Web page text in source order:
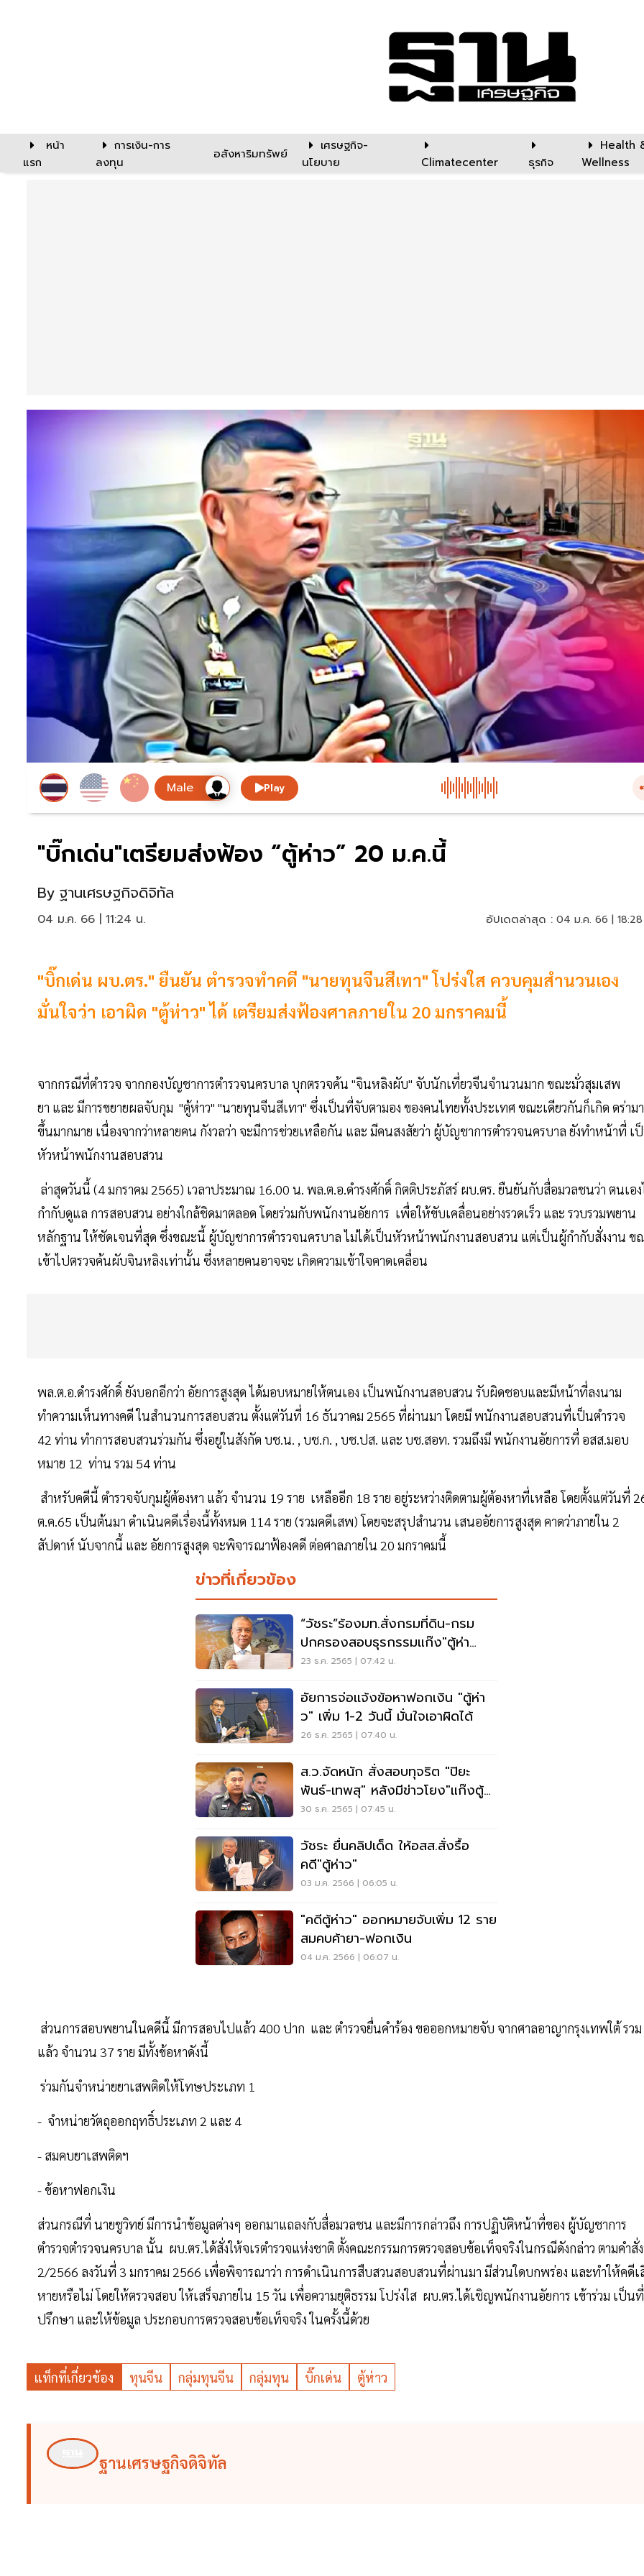
หน้า
แรก
การเงิน-การ
ลงทุน
อสังหาริมทรัพย์
เศรษฐกิจ-
นโยบาย
Climatecenter ธุรกิจ
Health
Wellness
Play
"บิ๊กเด่น"เตรียมส่งฟ้อง “ตู้ห่าว” 20 ม.ค.นี้
By ฐานเศรษฐกิจดิจิทัล
04 ม.ค. 66 | 11:24 น. อัปเดตล่าสุด : 04 ม.ค. 66 |
"บิ๊กเด่น ผบ.ตร." ยืนยัน ตำรวจทำคดี "นายทุนจีนสีเทา" โปร่งใส ควบคุมสำนวนเอง
มั่นใจว่า เอาผิด "ตู้ห่าว" ได้ เตรียมส่งฟ้องศาลภายใน 20 มกราคมนี้
จากกรณีที่ตำรวจ จากกองบัญชาการตำรวจนครบาล บุกตรวจค้น "จินหลิงผับ" จับนักเที่ยวจีนจำนวนมาก ขณะมั่วสุมเสพ
ยา และ มีการขยายผลจับกุม "ตู้ห่าว" "นายทุนจีนสีเทา" ซึ่งเป็นที่จับตามอง ของคนไทยทั้งประเทศ ขณะเดียวกันก็เกิด ดร่ามา
ขึ้นมากมาย เนื่องจากว่าหลายคน กังวลว่า จะมีการช่วยเหลือกัน และ มีคนสงสัยว่า ผู้บัญชาการตำรวจนครบาล ยังทำหน้าที่ เ
หัวหน้าพนักงานสอบสวน
ล่าสุดวันนี้ (4 มกราคม 2565) เวลาประมาณ 16.00 น. พล.ต.อ.ดำรงศักดิ์ กิตติประภัสร์ ผบ.ตร. ยืนยันกับสื่อมวลชนว่า ตนเอง
กำกับดูแล การสอบสวน อย่างใกล้ชิดมาตลอด โดยร่วมกับพนักงานอัยการ เพื่อให้ขับเคลื่อนอย่างรวดเร็ว และ รวบรวมพยาน
หลักฐาน ให้ชัดเจนที่สุด ซึ่งขณะนี้ ผู้บัญชาการตำรวจนครบาล ไม่ได้เป็นหัวหน้าพนักงานสอบสวน แต่เป็นผู้กำกับสั่งงาน ข
เข้าไปตรวจค้นผับจินหลิงเท่านั้น ซึ่งหลายคนอาจจะ เกิดความเข้าใจคาดเคลื่อน
พล.ต.อ.ดำรงศักดิ์ ยังบอกอีกว่า อัยการสูงสุด ได้มอบหมายให้ตนเอง เป็นพนักงานสอบสวน รับผิดชอบและมีหน้าที่ลงนาม
ทำความเห็นทางคดี ในสำนวนการสอบสวน ตั้งแต่วันที่ 16 ธันวาคม 2565 ที่ผ่านมา โดยมี พนักงานสอบสวนที่เป็นตำรวจ
42 ท่าน ทำการสอบสวนร่วมกัน ซึ่งอยู่ในสังกัด บช.น. , บช.ก. , บช.ปส. และ บช.สอท. รวมถึงมี พนักงานอัยการที่ อสส.มอบ
หมาย 12 ท่าน รวม 54 ท่าน
สำหรับคดีนี้ ตำรวจจับกุมผู้ต้องหา แล้ว จำนวน 19 ราย เหลืออีก 18 ราย อยู่ระหว่างติดตามผู้ต้องหาที่เหลือ โดยตั้งแต่วันที่
ต.ค.65 เป็นต้นมา ดำเนินคดีเรื่องนี้ทั้งหมด 114 ราย (รวมคดีเสพ) โดยจะสรุปสำนวน เสนออัยการสูงสุด คาดว่าภายใน 2
สัปดาห์ นับจากนี้ และ อัยการสูงสุด จะพิจารณาฟ้องคดี ต่อศาลภายใน 20 มกราคมนี้
ข่าวที่เกี่ยวข้อง
“วัชระ”ร้องมท.สั่งกรมที่ดิน-กรม
ปกครองสอบธุรกรรมแก๊ง"ตู้ห่า
ว"ทั่วประเทศ
23 ธ.ค. 2565 | 07:42 น.
อัยการจ่อเเจ้งข้อหาฟอกเงิน "ตู้ห่า
ว" เพิ่ม 1-2 วันนี้ มั่นใจเอาผิดได้
26 ธ.ค. 2565 | 07:40 น.
ส.ว.จัดหนัก สั่งสอบทุจริต "ปิยะ
พันธ์-เทพสุ" หลังมีข่าวโยง"แก๊งตู้
ห่าว"
30 ธ.ค. 2565 | 07:45 น.
วัชระ ยื่นคลิปเด็ด ให้อสส.สั่งรื้อ
คดี"ตู้ห่าว"
03 ม.ค. 2566 | 06:05 น.
"คดีตู้ห่าว" ออกหมายจับเพิ่ม 12 ราย
สมคบค้ายา-ฟอกเงิน
04 ม.ค. 2566 | 06:07 น.
ส่วนการสอบพยานในคดีนี้ มีการสอบไปแล้ว 400 ปาก และ ตำรวจยื่นคำร้อง ขอออกหมายจับ จากศาลอาญากรุงเทพใต้ รวม
แล้ว จำนวน 37 ราย มีทั้งข้อหาดังนี้
ร่วมกันจำหน่ายยาเสพติดให้โทษประเภท 1
- จำหน่ายวัตถุออกฤทธิ์ประเภท 2 และ 4
- สมคบยาเสพติดฯ
- ข้อหาฟอกเงิน
ส่วนกรณีที่ นายชูวิทย์ มีการนำข้อมูลต่างๆ ออกมาแถลงกับสื่อมวลชน และมีการกล่าวถึง การปฏิบัติหน้าที่ของ ผู้บัญชาการ
ตำรวจตำรวจนครบาล นั้น ผบ.ตร.ได้สั่งให้จเรตำรวจแห่งชาติ ตั้งคณะกรรมการตรวจสอบข้อเท็จจริงในกรณีดังกล่าว ตามคำสั่
2/2566 ลงวันที่ 3 มกราคม 2566 เพื่อพิจารณาว่า การดำเนินการสืบสวนสอบสวนที่ผ่านมา มีส่วนใดบกพร่อง และทำให้คดีเ
หายหรือไม่ โดยให้ตรวจสอบ ให้เสร็จภายใน 15 วัน เพื่อความยุติธรรม โปร่งใส ผบ.ตร.ได้เชิญพนักงานอัยการ เข้าร่วม เป็นที่
ปรึกษา และให้ข้อมูล ประกอบการตรวจสอบข้อเท็จจริง ในครั้งนี้ด้วย
แท็กที่เกี่ยวข้อง ทุนจีน กลุ่มทุนจีน กลุ่มทุน บิ๊กเด่น ตู้ห่าว
ฐานเศรษฐกิจดิจิทัล